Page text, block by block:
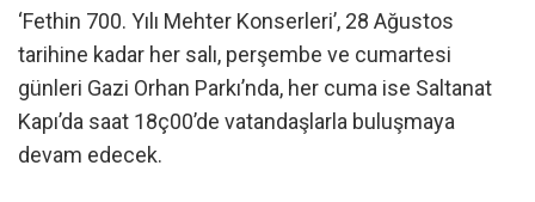
‘Fethin 700. Yılı Mehter Konserleri’, 28 Ağustos
tarihine kadar her salı, perşembe ve cumartesi
günleri Gazi Orhan Parkı’nda, her cuma ise Saltanat
Kapı’da saat 18ç00’de vatandaşlarla buluşmaya
devam edecek.